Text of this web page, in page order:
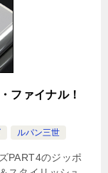
ファイナル！
ルパン三世
PART4のジッポ